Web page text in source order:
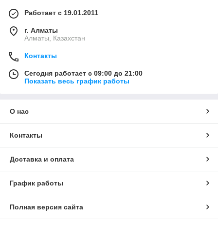
Работает с 19.01.2011
г. Алматы
Алматы, Казахстан
Контакты
Сегодня работает с 09:00 до 21:00
Показать весь график работы
О нас
Контакты
Доставка и оплата
График работы
Полная версия сайта